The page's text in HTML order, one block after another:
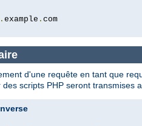
. example .
d'une requête en tant que
scripts PHP seront transmises